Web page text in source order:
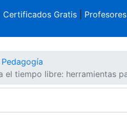
Certificados Gratis| Profesores
Pedagogía
el tiempo libre: herramientas